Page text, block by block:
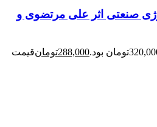
صنعتی اثر علی مرتضوی و
288,000تومانقیمت